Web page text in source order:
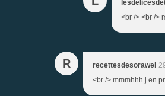
<br /> <br />
R recettesdesorawel
<br /> mmmhhh j en